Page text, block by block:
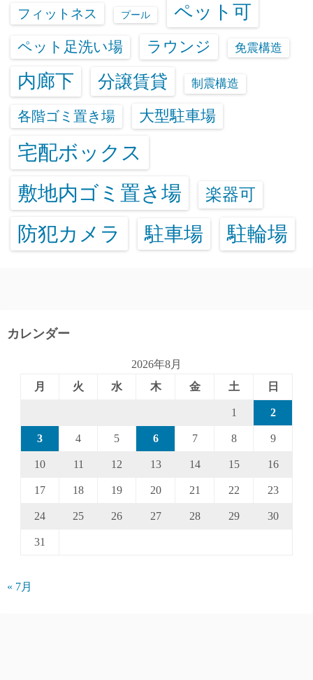
フィットネス プール ペット可
ペット足洗い場 ラウンジ 免震構造
内廊下 分譲賃貸 制震構造
各階ゴミ置き場 大型駐車場
宅配ボックス
敷地内ゴミ置き場
楽器可
防犯カメラ 駐車場 駐輪場
カレンダー
2026年8月
月
火 水 木 金 土 日
1 2
3 4 5 6 7 8 9
10 11 12 13 14 15 16
17 18 19 20 21 22 23
24 25 26 27 28 29 30
31
« 7月